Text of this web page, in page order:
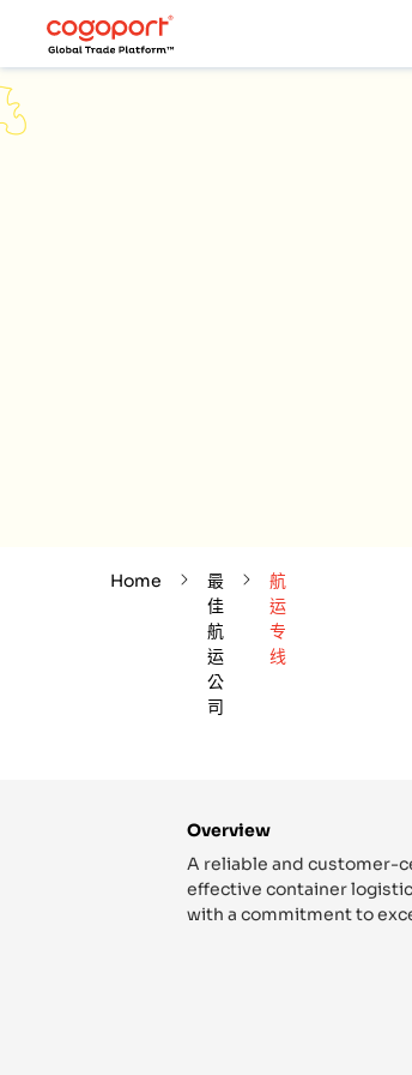
Home
最
佳
航
运
公
司
航
运
专
线
Overview
A reliable and customer-
effective container
with a commitment to